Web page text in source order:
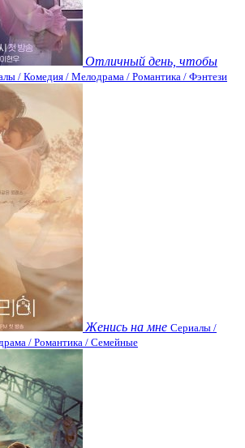
Отличный день, чтобы
/ Комедия / Мелодрама / Романтика / Фэнтези
Женись на мне Сериалы /
/ Романтика / Семейные